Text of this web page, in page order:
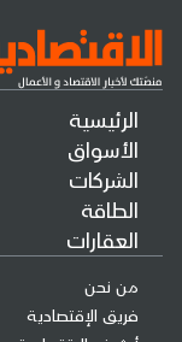
الرئيسية
الأسواق
الشركات
الطاقة
العقارات
من نحن
فريق الإقتصادية